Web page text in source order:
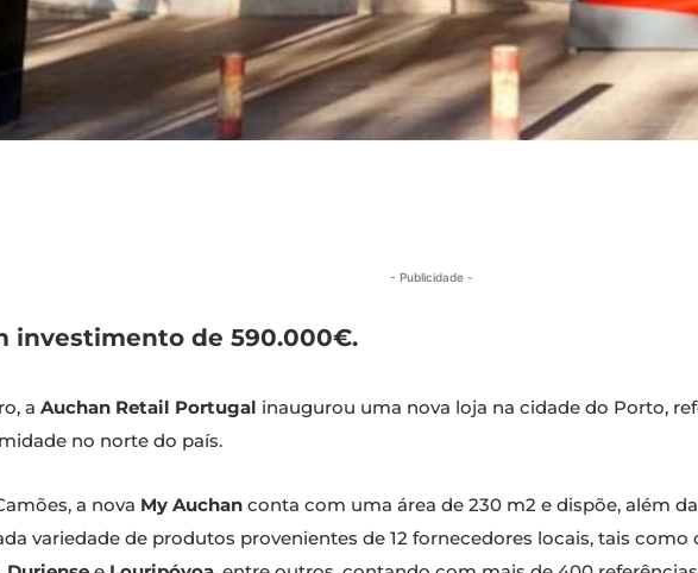
- Publicidade -
investimento de 590.000€.
a Auchan Retail Portugal inaugurou uma nova loja na cidade do Porto,
no norte do país.
a nova My Auchan conta com uma área de 230 m2 e dispõe, além
variedade de produtos provenientes de 12 fornecedores locais, tais como